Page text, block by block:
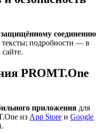
защищённому соединению
подробности — в
сайте.
PROMT.One
приложения для
из App Store и Google